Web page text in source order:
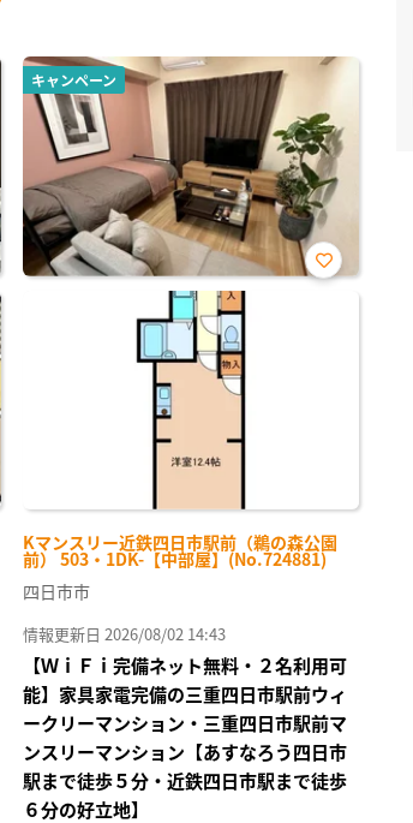
キャンペーン
Kマンスリー近鉄四日市駅前（鵜の森公園
前） 503・1DK-【中部屋】(No.724881)
お気
四日市市
情報更新日 2026/08/02 14:43
【ＷｉＦｉ完備ネット無料・２名利用可
能】家具家電完備の三重四日市駅前ウィ
ークリーマンション・三重四日市駅前マ
ンスリーマンション【あすなろう四日市
駅まで徒歩５分・近鉄四日市駅まで徒歩
６分の好立地】